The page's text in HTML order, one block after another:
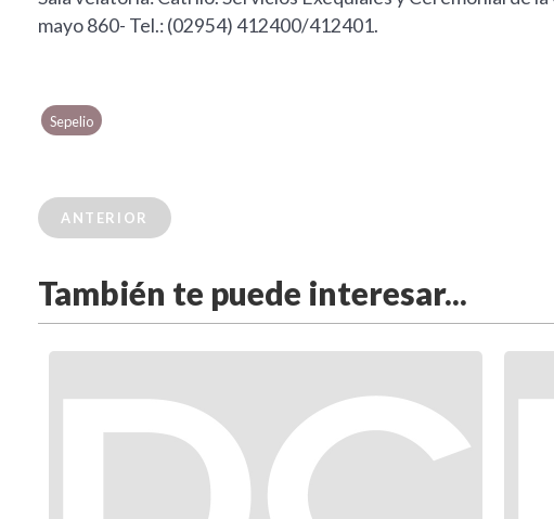
mayo 860- Tel.: (02954) 412400/412401.
Sepelio
ANTERIOR
También te puede interesar...